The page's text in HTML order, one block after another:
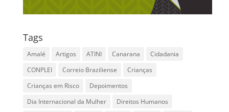
Tags
Amalé Artigos ATINI Canarana
Cidadania
CONPLEI
Correio Braziliense
Crianças
Crianças em Risco
Depoimentos
Dia Internacional da Mulher
Direitos Humanos